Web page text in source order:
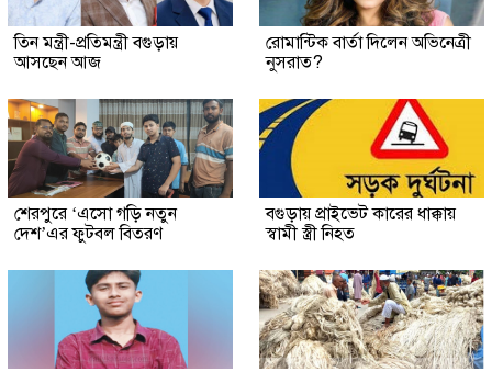
তিন মন্ত্রী-প্রতিমন্ত্রী বগুড়ায়
আসছেন আজ
রোমান্টিক বার্তা দিলেন অভিনেত্রী
নুসরাত?
শেরপুরে ‘এসো গড়ি নতুন
দেশ’এর ফুটবল বিতরণ
বগুড়ায় প্রাইভেট কারের ধাক্কায়
স্বামী স্ত্রী নিহত